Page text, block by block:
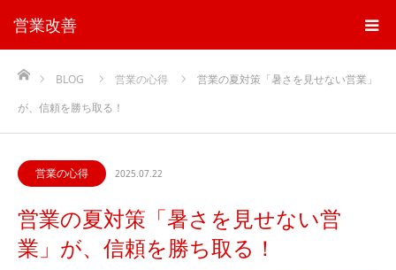
営業改善
ホーム
BLOG 営業の心得
営業の夏対策「暑さを見せない営業」
が、信頼を勝ち取る！
営業の心得 2025.07.22
営業の夏対策「暑さを見せない営
業」が、信頼を勝ち取る！